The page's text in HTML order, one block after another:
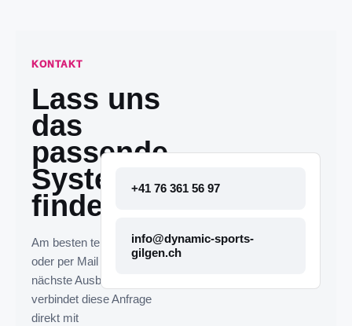
KONTAKT
Lass uns
das
passende
System
finden.
Am besten telefonisch
oder per Mail melden. Die
nächste Ausbaustufe
verbindet diese Anfrage
direkt mit
+41 76 361 56 97
info@dynamic-sports-
gilgen.ch